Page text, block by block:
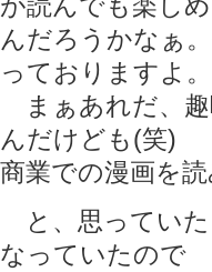
んだろうかなぁ
っておりますよ。
まぁあれだ、趣
んだけども(笑)
商業での漫画を
と、思っていた
なっていたので